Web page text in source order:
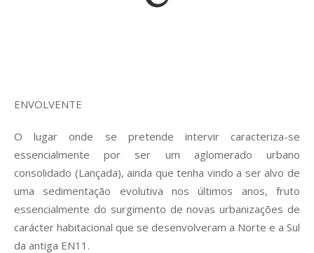
ENVOLVENTE
O lugar onde se pretende intervir caracteriza-se
essencialmente por ser um aglomerado urbano
consolidado (Lançada), ainda que tenha vindo a ser alvo de
uma sedimentação evolutiva nos últimos anos, fruto
essencialmente do surgimento de novas urbanizações de
carácter habitacional que se desenvolveram a Norte e a Sul
da antiga EN11.